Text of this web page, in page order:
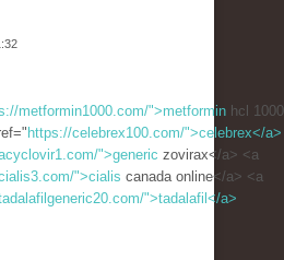
metformin1000.com/">metformin hcl 1000
https://celebrex100.com/">celebrex</a>
">generic zovirax</a> <a
">cialis canada online</a> <a
">tadalafil</a>